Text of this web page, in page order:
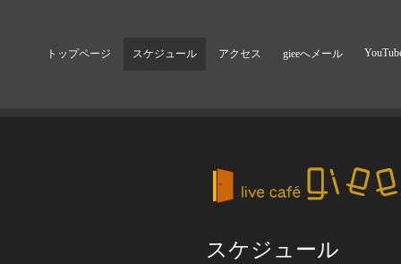
トップページ スケジュール アクセス gieeへメール
スケジュール